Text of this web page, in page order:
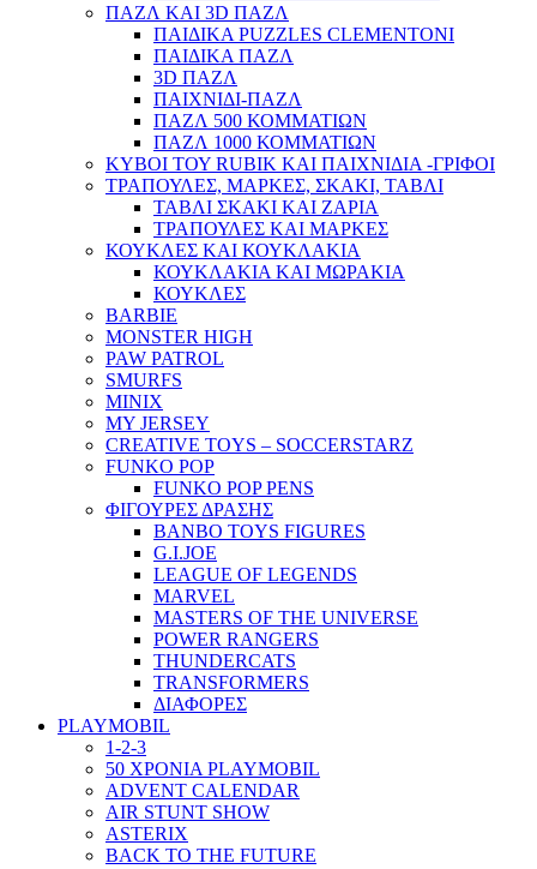
ΠΑΖΛ ΚΑΙ 3D ΠΑΖΛ
ΠΑΙΔΙΚΑ PUZZLES CLEMENTONI
ΠΑΙΔΙΚΑ ΠΑΖΛ
3D ΠΑΖΛ
ΠΑΙΧΝΙΔΙ-ΠΑΖΛ
ΠΑΖΛ 500 ΚΟΜΜΑΤΙΩΝ
ΠΑΖΛ 1000 ΚΟΜΜΑΤΙΩΝ
ΚΥΒΟΙ ΤΟΥ RUBIK ΚΑΙ ΠΑΙΧΝΙΔΙΑ -ΓΡΙΦΟΙ
ΤΡΑΠΟΥΛΕΣ, ΜΑΡΚΕΣ, ΣΚΑΚΙ, ΤΑΒΛΙ
ΤΑΒΛΙ ΣΚΑΚΙ ΚΑΙ ΖΑΡΙΑ
ΤΡΑΠΟΥΛΕΣ ΚΑΙ ΜΑΡΚΕΣ
ΚΟΥΚΛΕΣ ΚΑΙ ΚΟΥΚΛΑΚΙΑ
ΚΟΥΚΛΑΚΙΑ ΚΑΙ ΜΩΡΑΚΙΑ
ΚΟΥΚΛΕΣ
BARBIE
MONSTER HIGH
PAW PATROL
SMURFS
MINIX
MY JERSEY
CREATIVE TOYS – SOCCERSTARZ
FUNKO POP
FUNKO POP PENS
ΦΙΓΟΥΡΕΣ ΔΡΑΣΗΣ
BANBO TOYS FIGURES
G.I.JOE
LEAGUE OF LEGENDS
MARVEL
MASTERS OF THE UNIVERSE
POWER RANGERS
THUNDERCATS
TRANSFORMERS
ΔΙΑΦΟΡΕΣ
PLAYMOBIL
1-2-3
50 ΧΡΟΝΙΑ PLAYMOBIL
ADVENT CALENDAR
AIR STUNT SHOW
ASTERIX
BACK TO THE FUTURE